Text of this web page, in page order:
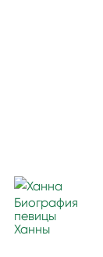
Биография
певицы
Ханны